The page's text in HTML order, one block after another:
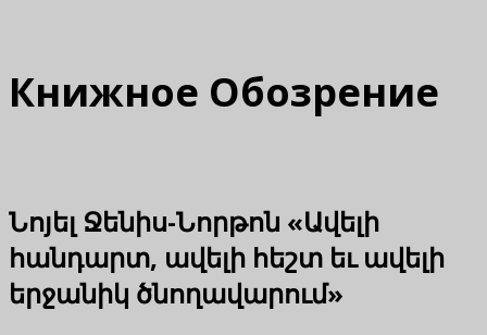
Книжное Обозрение
Նոյել Ջենիս-Նորթոն «Ավելի
հանդարտ, ավելի հեշտ եւ ավելի
երջանիկ ծնողավարում»